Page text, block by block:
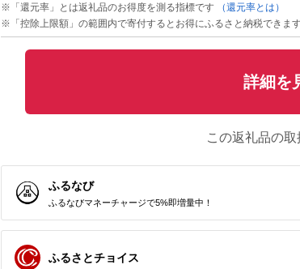
※「還元率」とは返礼品のお得度を測る指標です
（還元率とは）
※「控除上限額」の範囲内で寄付するとお得にふるさと納税できます
詳細を
この返礼品の取
ふるなび
ふるなびマネーチャージで5%即増量中！
ふるさとチョイス